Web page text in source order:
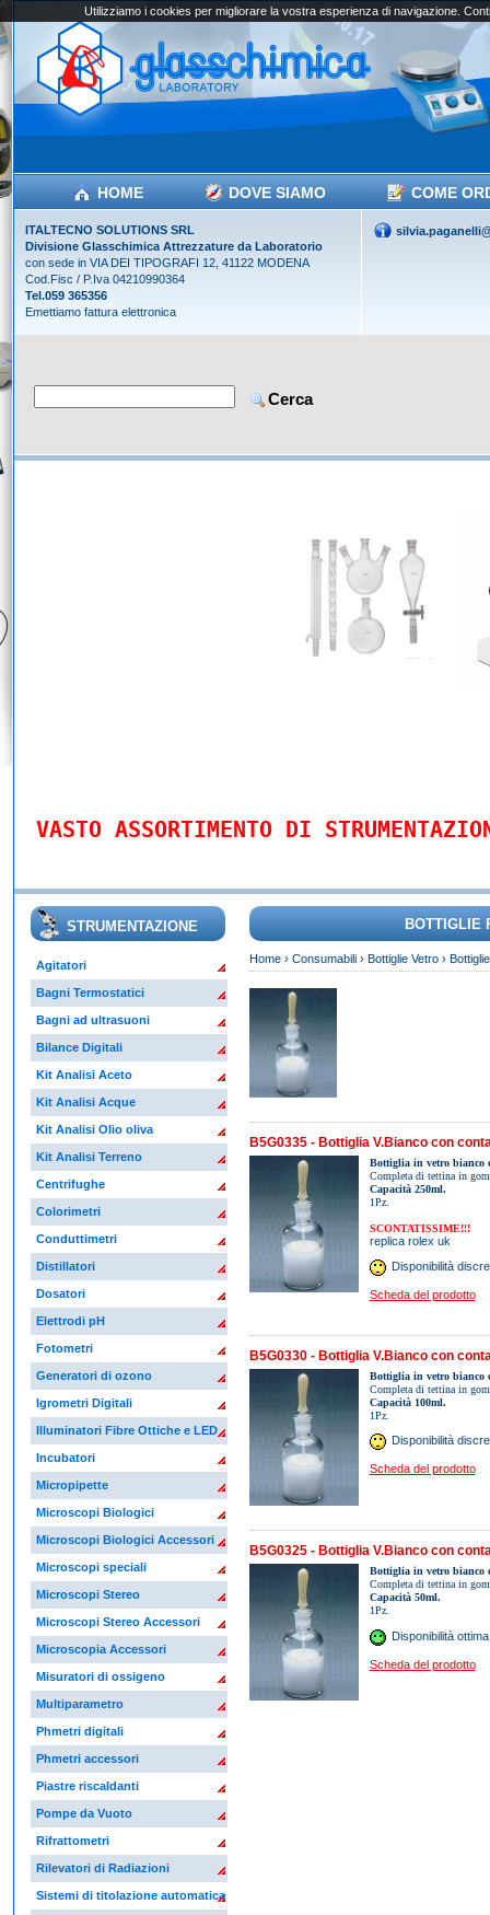
HOME DOVE SIAMO COME
ITALTECNO SOLUTIONS SRL
Divisione Glasschimica Attrezzature da Laboratorio
con sede in VIA DEI TIPOGRAFI 12, 41122 MODENA
Cod.Fisc / P.Iva 04210990364
Tel.059 365356
Emettiamo fattura elettronica
VASTO ASSORTIMENTO DI
STRUMENTAZIONE
Agitatori
Bagni Termostatici
Bagni ad ultrasuoni
Bilance Digitali
Kit Analisi Aceto
Kit Analisi Acque
Kit Analisi Olio oliva
Kit Analisi Terreno
Centrifughe
Colorimetri
Conduttimetri
Distillatori
Dosatori
Elettrodi pH
Fotometri
Generatori di ozono
Igrometri Digitali
Illuminatori Fibre Ottiche e LED
Incubatori
Micropipette
Microscopi Biologici
Microscopi Biologici Accessori
Microscopi speciali
Microscopi Stereo
Microscopi Stereo Accessori
Microscopia Accessori
Misuratori di ossigeno
Multiparametro
Phmetri digitali
Phmetri accessori
Piastre riscaldanti
Pompe da Vuoto
Rifrattometri
Rilevatori di Radiazioni
Sistemi di titolazione automatica
BOTTIGLIE
Home› Consumabili› Bottiglie Vetro›
B5G0335 - Bottiglia V.Bianco con
Bottiglia in vetro bianco
Completa di tettina in
Capacità 250ml.
1Pz.
SCONTATISSIME!!!
replica rolex uk
Disponibilità
Scheda del prodotto
B5G0330 - Bottiglia V.Bianco con
Bottiglia in vetro bianco
Completa di tettina in
Capacità 100ml.
1Pz.
Disponibilità
Scheda del prodotto
B5G0325 - Bottiglia V.Bianco con
Bottiglia in vetro bianco
Completa di tettina in
Capacità 50ml.
1Pz.
Disponibilità ottima
Scheda del prodotto
Utilizziamo i cookies per migliorare la vostra esperienza di navigazione.